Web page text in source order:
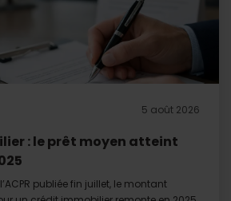
5 août 2026
: le prêt moyen atteint
publiée fin juillet, le montant